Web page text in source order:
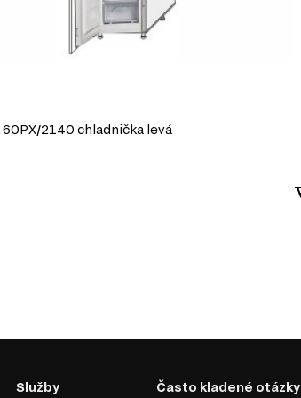
2140 chladnička levá
Služby Často kladené otázky